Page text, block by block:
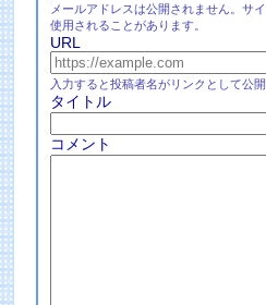
メールアドレスは公開されません。サ
使用されることがあります。
URL
入力すると投稿者名がリンクとして公開
タイトル
コメント